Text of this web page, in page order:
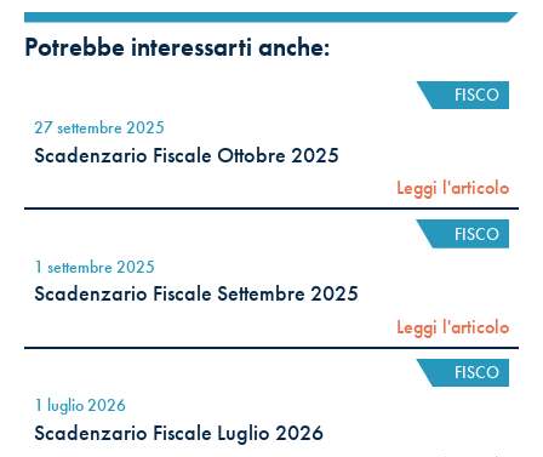
Potrebbe interessarti anche:
FISCO
27 settembre 2025
Scadenzario Fiscale Ottobre 2025
Leggi l'articolo
FISCO
1 settembre 2025
Scadenzario Fiscale Settembre 2025
Leggi l'articolo
FISCO
1 luglio 2026
Scadenzario Fiscale Luglio 2026